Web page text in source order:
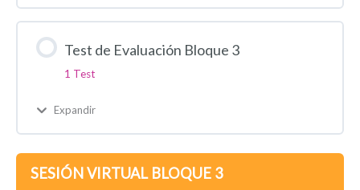
Test de Evaluación Bloque 3
1 Test
Expandir
SESIÓN VIRTUAL BLOQUE 3